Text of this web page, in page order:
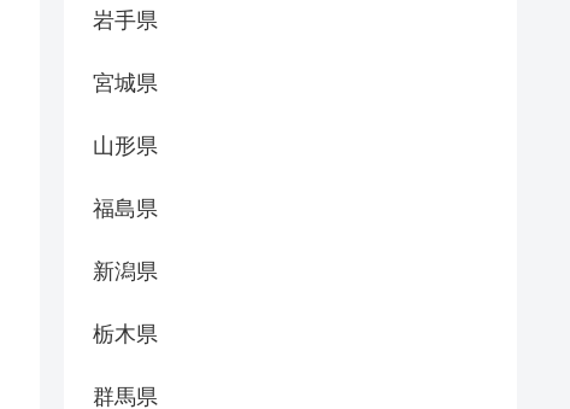
岩手県
宮城県
山形県
福島県
新潟県
栃木県
群馬県